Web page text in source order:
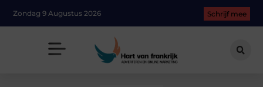
Zondag 9 Augustus 2026 Schrijf mee